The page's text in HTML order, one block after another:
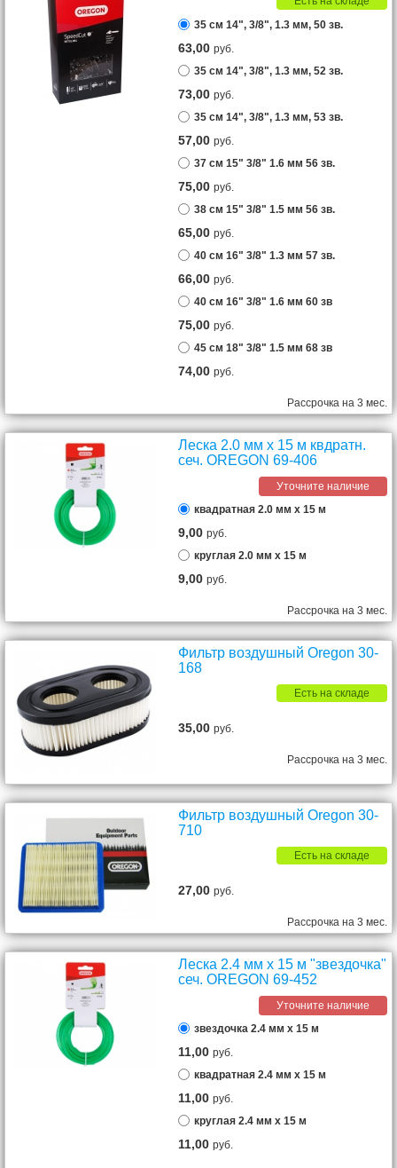
35 см 14", 3/8", 1.3 мм, 50 зв.
63,00руб.
35 см 14", 3/8", 1.3 мм, 52 зв.
73,00руб.
35 см 14", 3/8", 1.3 мм, 53 зв.
57,00руб.
37 см 15" 3/8" 1.6 мм 56 зв.
75,00руб.
38 см 15" 3/8" 1.5 мм 56 зв.
65,00руб.
40 см 16" 3/8" 1.3 мм 57 зв.
66,00руб.
40 см 16" 3/8" 1.6 мм 60 зв
75,00руб.
45 см 18" 3/8" 1.5 мм 68 зв
74,00руб.
Рассрочка на 3 мес.
Леска 2.0 мм х 15 м квдратн.
сеч. OREGON 69-406
Уточните наличие
квадратная 2.0 мм х 15 м
9,00руб.
круглая 2.0 мм х 15 м
9,00руб.
Рассрочка на 3 мес.
Фильтр воздушный Oregon 30-
168
Есть на складе
35,00руб.
Рассрочка на 3 мес.
Фильтр воздушный Oregon 30-
710
Есть на складе
27,00руб.
Рассрочка на 3 мес.
Леска 2.4 мм х 15 м "звездочка"
сеч. OREGON 69-452
Уточните наличие
звездочка 2.4 мм х 15 м
11,00руб.
квадратная 2.4 мм х 15 м
11,00руб.
круглая 2.4 мм х 15 м
11,00руб.